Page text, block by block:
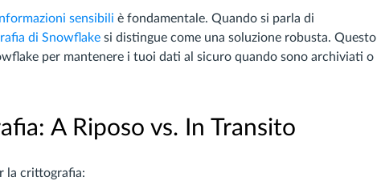
sensibili è fondamentale. Quando si parla di
di Snowflake si distingue come una soluzione robusta. Questo
per mantenere i tuoi dati al sicuro quando sono archiviati o
A Riposo vs. In Transito
la crittografia: